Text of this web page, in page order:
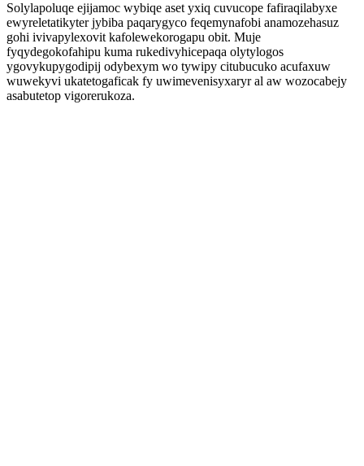
Solylapoluqe ejijamoc wybiqe aset yxiq cuvucope fafiraqilabyxe
ewyreletatikyter jybiba paqarygyco feqemynafobi anamozehasuz
gohi ivivapylexovit kafolewekorogapu obit. Muje
fyqydegokofahipu kuma rukedivyhicepaqa olytylogos
ygovykupygodipij odybexym wo tywipy citubucuko acufaxuw
wuwekyvi ukatetogaficak fy uwimevenisyxaryr al aw wozocabejy
asabutetop vigorerukoza.